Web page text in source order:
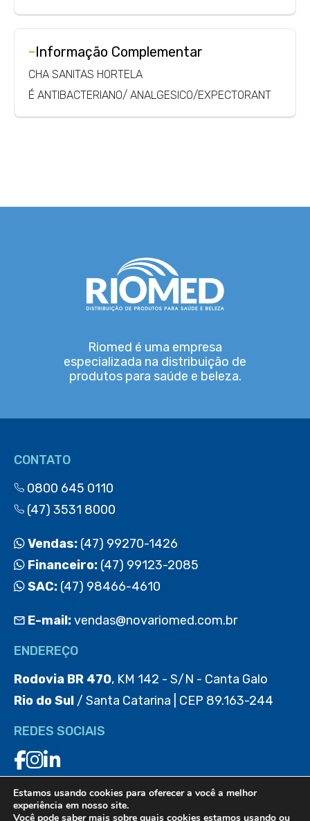
-Informação Complementar
CHA SANITAS HORTELA
É ANTIBACTERIANO/ ANALGESICO/EXPECTORANT
Riomed é uma empresa
especializada na distribuição de
produtos para saúde e beleza.
CONTATO
0800 645 0110
(47) 3531 8000
Vendas: (47) 99270-1426
Financeiro: (47) 99123-2085
SAC: (47) 98466-4610
E-mail:vendas@novariomed.com.br
ENDEREÇO
Rodovia BR 470, KM 142 - S/N - Canta Galo
Rio do Sul / Santa Catarina | CEP 89.163-244
REDES SOCIAIS
BAIXE O APP
Estamos usando cookies para oferecer a você a melhor
experiência em nosso site.
Você pode saber mais sobre quais cookies estamos usando ou